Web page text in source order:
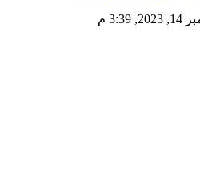
3:39 م